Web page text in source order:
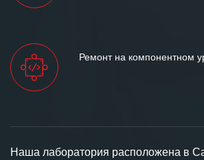
Ремонт на компонентном
Наша лаборатория расположена в